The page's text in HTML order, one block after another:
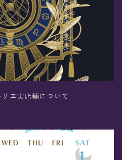
リエ実店舗について